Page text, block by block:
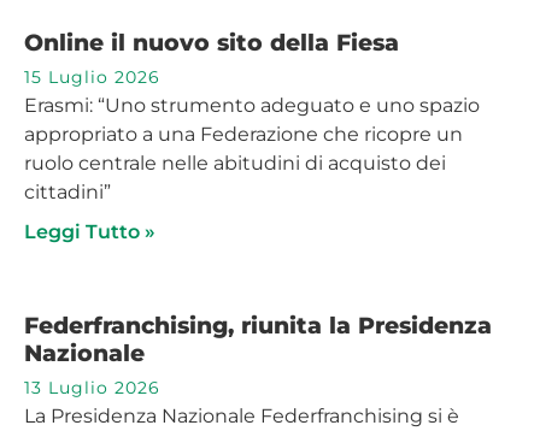
Online il nuovo sito della Fiesa
15 Luglio 2026
Erasmi: “Uno strumento adeguato e uno spazio
appropriato a una Federazione che ricopre un
ruolo centrale nelle abitudini di acquisto dei
cittadini”
Leggi Tutto »
Federfranchising, riunita la Presidenza
Nazionale
13 Luglio 2026
La Presidenza Nazionale Federfranchising si è